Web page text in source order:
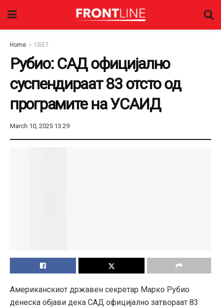
Home СВЕТ
Рубио: САД официјално
суспендираат 83 отсто од
програмите на УСАИД
March 10, 2025 13:29
Американскиот државен секретар Марко Рубио
денеска објави дека САД официјално затвораат 83